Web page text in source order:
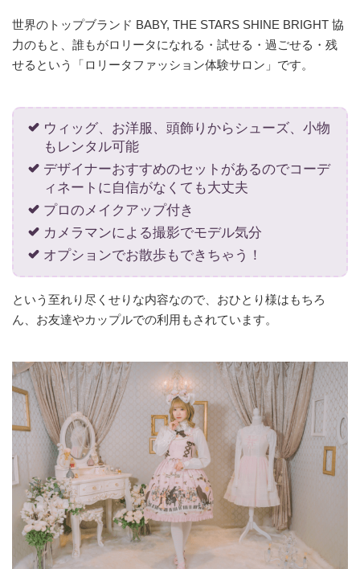
世界のトップブランド BABY, THE STARS SHINE BRIGHT 協
力のもと、誰もがロリータになれる・試せる・過ごせる・残
せるという「ロリータファッション体験サロン」です。
ウィッグ、お洋服、頭飾りからシューズ、小物
もレンタル可能
デザイナーおすすめのセットがあるのでコーデ
ィネートに自信がなくても大丈夫
プロのメイクアップ付き
カメラマンによる撮影でモデル気分
オプションでお散歩もできちゃう！
という至れり尽くせりな内容なので、おひとり様はもちろ
ん、お友達やカップルでの利用もされています。